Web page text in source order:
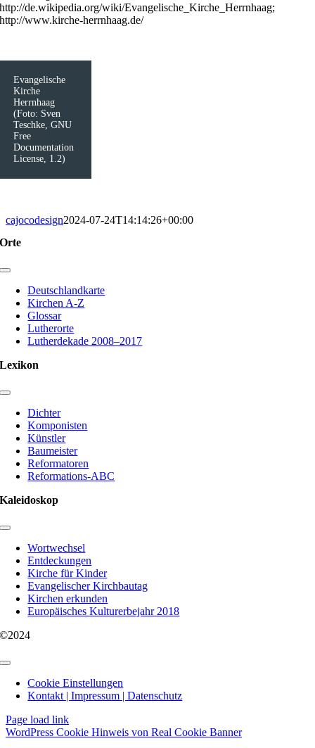
http://de.wikipedia.org/wiki/Evangelische_Kirche_Herrnhaag;
http://www.kirche-herrnhaag.de/
Evangelische
Kirche
Herrnhaag
(Foto: Sven
Teschke, GNU
Free
Documentation
License, 1.2)
cajocodesign2024-07-24T14:14:26+00:00
Orte
Toggle
NavigationDeutschlandkarte
Kirchen A-Z
Glossar
Lutherorte
Lutherdekade 2008–2017
Lexikon
Toggle
Navigation
Dichter
Komponisten
Künstler
Baumeister
Reformatoren
Reformations-ABC
Kaleidoskop
Toggle
NavigationWortwechsel
Entdeckungen
Kirche für Kinder
Evangelischer Kirchbautag
Kirchen erkunden
Europäisches Kulturerbejahr 2018
©2024
Toggle
NavigationCookie Einstellungen
Kontakt | Impressum | Datenschutz
Page load link
WordPress Cookie Hinweis von Real Cookie Banner